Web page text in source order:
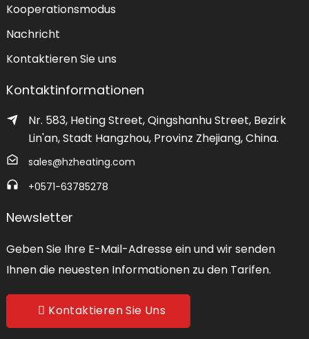
Kooperationsmodus
Nachricht
Kontaktieren Sie uns
Kontaktinformationen
Nr. 583, Heting Street, Qingshanhu Street, Bezirk
Lin'an, Stadt Hangzhou, Provinz Zhejiang, China.
sales@hzheating.com
+0571-63785278
Newsletter
Geben Sie Ihre E-Mail-Adresse ein und wir senden
Ihnen die neuesten Informationen zu den Tarifen.
Kontaktieren Sie Uns